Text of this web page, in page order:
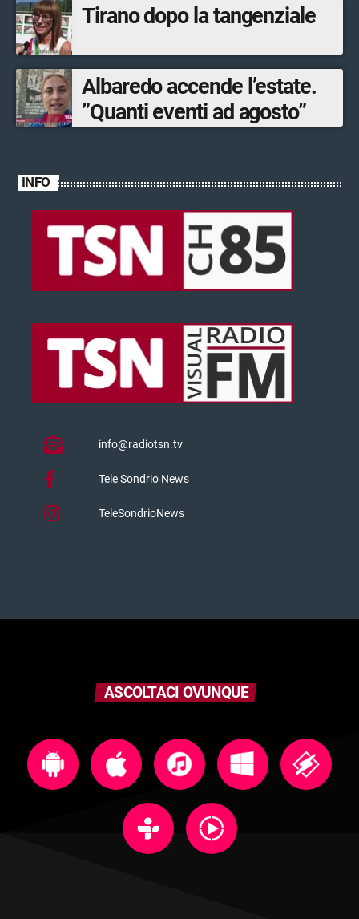
Tirano dopo la tangenziale
Albaredo accende l’estate.
”Quanti eventi ad agosto”
INFO
info@radiotsn.tv
Tele Sondrio News
TeleSondrioNews
ASCOLTACI OVUNQUE